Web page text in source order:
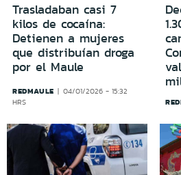
Trasladaban casi 7
kilos de cocaína:
Detienen a mujeres
que distribuían droga
por el Maule
REDMAULE
04/01/2026 - 15:32
HRS